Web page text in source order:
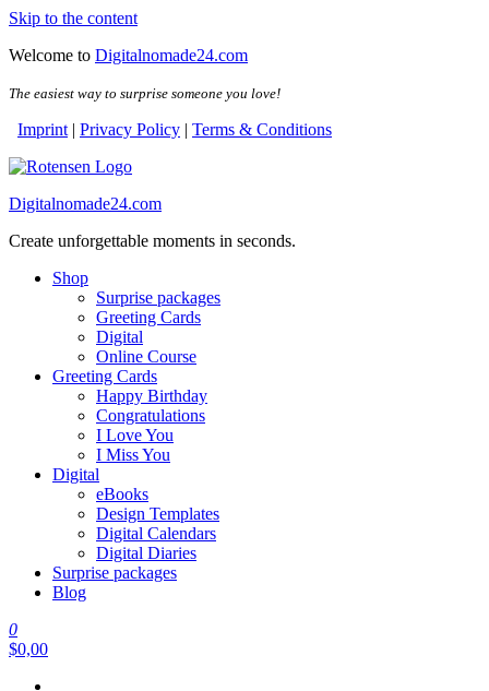
Skip to the content
Welcome to Digitalnomade24.com
The easiest way to surprise someone you love!
Imprint | Privacy Policy | Terms & Conditions
Digitalnomade24.com
Create unforgettable moments in seconds.
Shop
Surprise packages
Greeting Cards
Digital
Online Course
Greeting Cards
Happy Birthday
Congratulations
I Love You
I Miss You
Digital
eBooks
Design Templates
Digital Calendars
Digital Diaries
Surprise packages
Blog
0
$0,00